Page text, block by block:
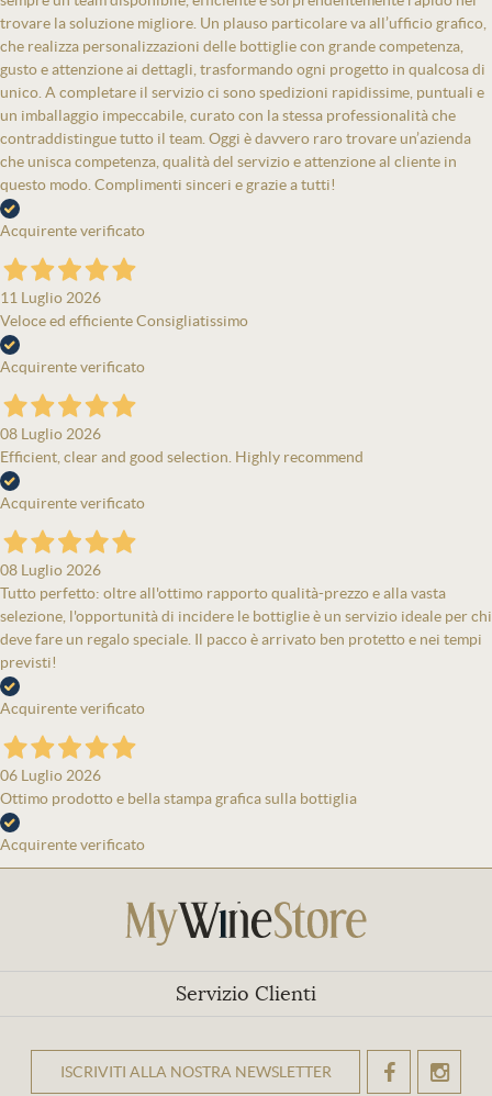
trovare la soluzione migliore. Un plauso particolare va all’ufficio grafico,
che realizza personalizzazioni delle bottiglie con grande competenza,
gusto e attenzione ai dettagli, trasformando ogni progetto in qualcosa di
unico. A completare il servizio ci sono spedizioni rapidissime, puntuali e
un imballaggio impeccabile, curato con la stessa professionalità che
contraddistingue tutto il team. Oggi è davvero raro trovare un’azienda
che unisca competenza, qualità del servizio e attenzione al cliente in
questo modo. Complimenti sinceri e grazie a tutti!
Acquirente verificato
11 Luglio 2026
Veloce ed efficiente Consigliatissimo
Acquirente verificato
08 Luglio 2026
Efficient, clear and good selection. Highly recommend
Acquirente verificato
08 Luglio 2026
Tutto perfetto: oltre all'ottimo rapporto qualità-prezzo e alla vasta
selezione, l'opportunità di incidere le bottiglie è un servizio ideale per chi
deve fare un regalo speciale. Il pacco è arrivato ben protetto e nei tempi
previsti!
Acquirente verificato
06 Luglio 2026
Ottimo prodotto e bella stampa grafica sulla bottiglia
Acquirente verificato
Servizio Clienti
ISCRIVITI ALLA NOSTRA NEWSLETTEROK